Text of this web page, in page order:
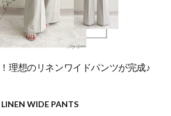
理想のリネンワイドパンツが完成♪
LINEN WIDE PANTS